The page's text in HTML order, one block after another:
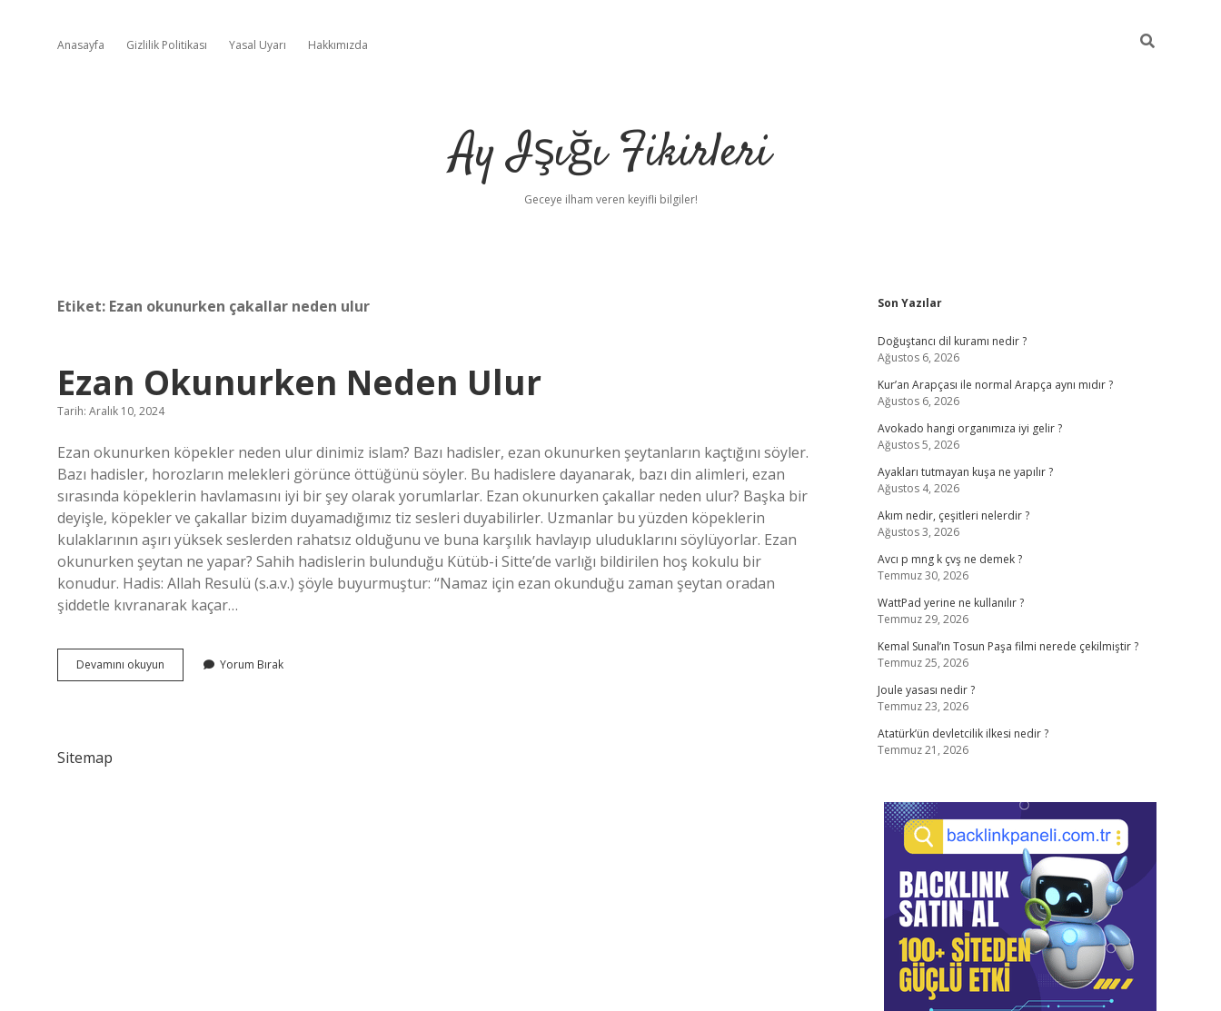
Anasayfa Gizlilik Politikası Yasal Uyarı Hakkımızda
Ay Işığı Fikirleri
Geceye ilham veren keyifli bilgiler!
Etiket: Ezan okunurken çakallar neden ulur
Ezan Okunurken Neden Ulur
Tarih: Aralık 10, 2024
Ezan okunurken köpekler neden ulur dinimiz islam? Bazı hadisler, ezan okunurken şeytanların kaçtığını söyler.
Bazı hadisler, horozların melekleri görünce öttüğünü söyler. Bu hadislere dayanarak, bazı din alimleri, ezan
sırasında köpeklerin havlamasını iyi bir şey olarak yorumlarlar. Ezan okunurken çakallar neden ulur? Başka bir
deyişle, köpekler ve çakallar bizim duyamadığımız tiz sesleri duyabilirler. Uzmanlar bu yüzden köpeklerin
kulaklarının aşırı yüksek seslerden rahatsız olduğunu ve buna karşılık havlayıp uluduklarını söylüyorlar. Ezan
okunurken şeytan ne yapar? Sahih hadislerin bulunduğu Kütüb-i Sitte’de varlığı bildirilen hoş kokulu bir
konudur. Hadis: Allah Resulü (s.a.v.) şöyle buyurmuştur: “Namaz için ezan okunduğu zaman şeytan oradan
şiddetle kıvranarak kaçar…
Devamını okuyun
Okunurken
Yorum Bırak
Sitemap
Sidebar
Son Yazılar
Doğuştancı dil kuramı nedir ?
Ağustos 6, 2026
Kur’an Arapçası ile normal Arapça aynı mıdır ?
Ağustos 6, 2026
Avokado hangi organımıza iyi gelir ?
Ağustos 5, 2026
Ayakları tutmayan kuşa ne yapılır ?
Ağustos 4, 2026
Akım nedir, çeşitleri nelerdir ?
Ağustos 3, 2026
Avcı p mng k çvş ne demek ?
Temmuz 30, 2026
WattPad yerine ne kullanılır ?
Temmuz 29, 2026
Kemal Sunal’ın Tosun Paşa filmi nerede çekilmiştir ?
Temmuz 25, 2026
Joule yasası nedir ?
Temmuz 23, 2026
Atatürk’ün devletcilik ilkesi nedir ?
Temmuz 21, 2026